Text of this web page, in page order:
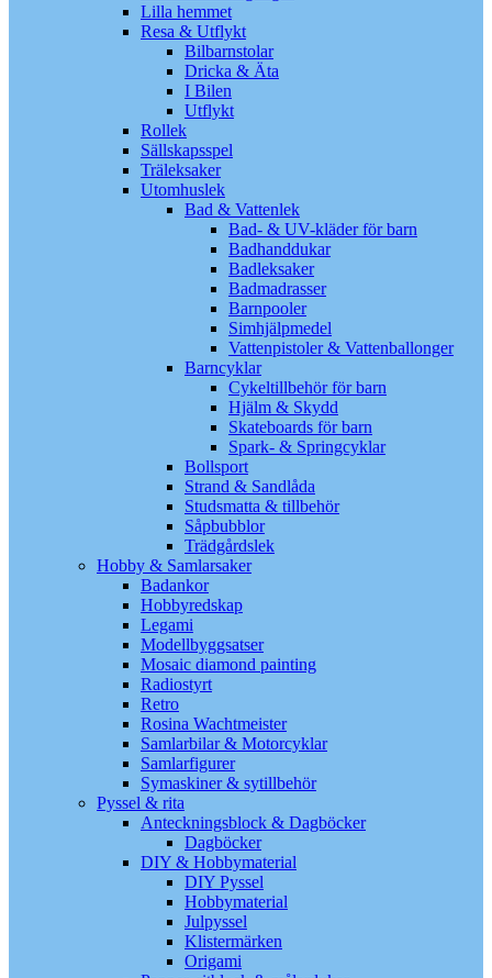
Lilla hemmet
Resa & Utflykt
Bilbarnstolar
Dricka & Äta
I Bilen
Utflykt
Rollek
Sällskapsspel
Träleksaker
Utomhuslek
Bad & Vattenlek
Bad- & UV-kläder för barn
Badhanddukar
Badleksaker
Badmadrasser
Barnpooler
Simhjälpmedel
Vattenpistoler & Vattenballonger
Barncyklar
Cykeltillbehör för barn
Hjälm & Skydd
Skateboards för barn
Spark- & Springcyklar
Bollsport
Strand & Sandlåda
Studsmatta & tillbehör
Såpbubblor
Trädgårdslek
Hobby & Samlarsaker
Badankor
Hobbyredskap
Legami
Modellbyggsatser
Mosaic diamond painting
Radiostyrt
Retro
Rosina Wachtmeister
Samlarbilar & Motorcyklar
Samlarfigurer
Symaskiner & sytillbehör
Pyssel & rita
Anteckningsblock & Dagböcker
Dagböcker
DIY & Hobbymaterial
DIY Pyssel
Hobbymaterial
Julpyssel
Klistermärken
Origami